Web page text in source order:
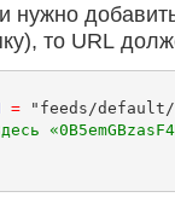
нужно
то URL
= "feeds/